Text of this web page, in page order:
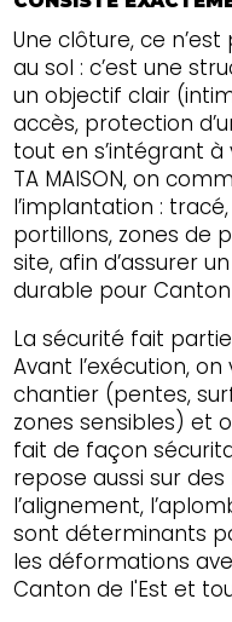
Une clôture, ce
au sol : c’est une
un objectif clair
accès, protection
tout en s’intégrant à
TA MAISON, on
l’implantation :
portillons, zones de
site, afin d’assurer
durable pour
La sécurité fait
Avant l’exécution,
chantier (pentes,
zones sensibles) et
fait de façon
repose aussi sur des
l’alignement,
sont déterminants
les déformations
Canton de l'Est et